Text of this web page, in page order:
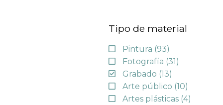
Tipo de material
Pintura (93)
Fotografía (31)
Grabado (13)
Arte público (10)
Artes plásticas (4)